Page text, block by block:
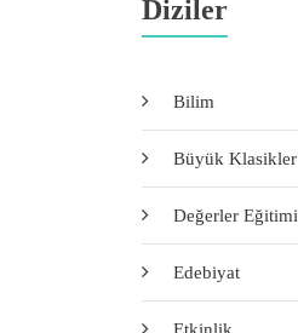
Diziler
Bilim
Büyük Klasikler
Değerler Eğitimi
Edebiyat